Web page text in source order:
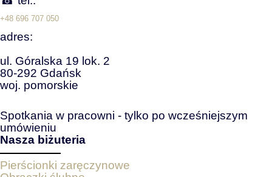
+48 696 707 050
adres:
ul. Góralska 19 lok. 2
80-292 Gdańsk
woj. pomorskie
Spotkania w pracowni - tylko po wcześniejszym
umówieniu
Nasza biżuteria
Pierścionki zaręczynowe